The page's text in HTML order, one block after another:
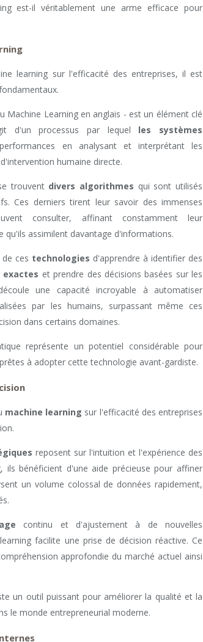
est-il véritablement une arme efficace pour
learning sur l'efficacité des entreprises, il est
Machine Learning en anglais - est un élément clé
d'un processus par lequel les systèmes
en analysant et interprétant les
humaine directe.
trouvent divers algorithmes qui sont utilisés
Ces derniers tirent leur savoir des immenses
consulter, affinant constamment leur
qu'ils assimilent davantage d'informations.
ces technologies d'apprendre à identifier des
exactes et prendre des décisions basées sur les
une capacité incroyable à automatiser
par les humains, surpassant même ces
dans certains domaines.
représente un potentiel considérable pour
à adopter cette technologie avant-gardiste.
machine learning sur l'efficacité des entreprises
reposent sur l'intuition et l'expérience des
ils bénéficient d'une aide précieuse pour affiner
un volume colossal de données rapidement,
continu et d'ajustement à de nouvelles
facilite une prise de décision réactive. Ce
approfondie du marché actuel ainsi
un outil puissant pour améliorer la qualité et la
le monde entrepreneurial moderne.